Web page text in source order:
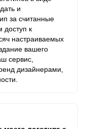
и
за считанные
доступ к
настраиваемых
вашего
сервис,
дизайнерами,